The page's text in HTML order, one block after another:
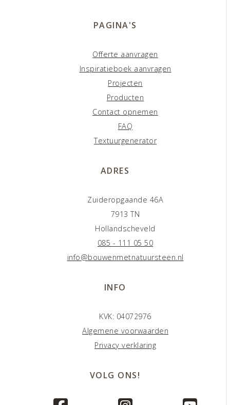
PAGINA'S
Offerte aanvragen
Inspiratieboek aanvragen
Projecten
Producten
Contact opnemen
FAQ
Textuurgenerator
ADRES
Zuideropgaande 46A
7913 TN
Hollandscheveld
085 - 111 05 50
info@bouwenmetnatuursteen.nl
INFO
KVK: 04072976
Algemene voorwaarden
Privacy verklaring
VOLG ONS!